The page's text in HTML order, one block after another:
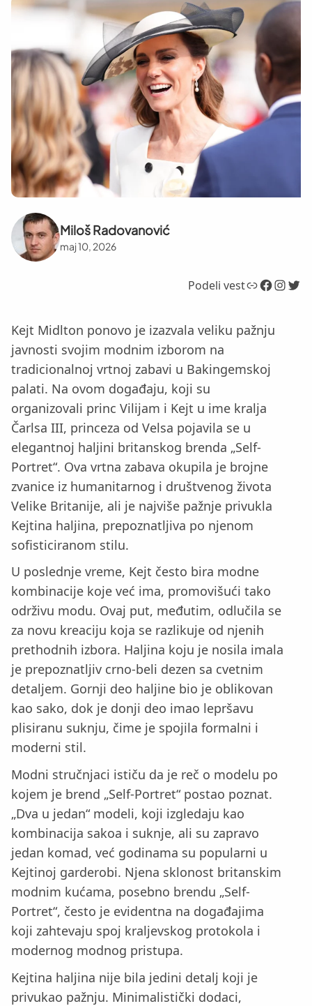
Miloš Radovanović
maj 10, 2026
Podeli vestLink Facebook InstagramTwitter
Kejt Midlton ponovo je izazvala veliku pažnju
javnosti svojim modnim izborom na
tradicionalnoj vrtnoj zabavi u Bakingemskoj
palati. Na ovom događaju, koji su
organizovali princ Vilijam i Kejt u ime kralja
Čarlsa III, princeza od Velsa pojavila se u
elegantnoj haljini britanskog brenda „Self-
Portret“. Ova vrtna zabava okupila je brojne
zvanice iz humanitarnog i društvenog života
Velike Britanije, ali je najviše pažnje privukla
Kejtina haljina, prepoznatljiva po njenom
sofisticiranom stilu.
U poslednje vreme, Kejt često bira modne
kombinacije koje već ima, promovišući tako
održivu modu. Ovaj put, međutim, odlučila se
za novu kreaciju koja se razlikuje od njenih
prethodnih izbora. Haljina koju je nosila imala
je prepoznatljiv crno-beli dezen sa cvetnim
detaljem. Gornji deo haljine bio je oblikovan
kao sako, dok je donji deo imao lepršavu
plisiranu suknju, čime je spojila formalni i
moderni stil.
Modni stručnjaci ističu da je reč o modelu po
kojem je brend „Self-Portret“ postao poznat.
„Dva u jedan“ modeli, koji izgledaju kao
kombinacija sakoa i suknje, ali su zapravo
jedan komad, već godinama su popularni u
Kejtinoj garderobi. Njena sklonost britanskim
modnim kućama, posebno brendu „Self-
Portret“, često je evidentna na događajima
koji zahtevaju spoj kraljevskog protokola i
modernog modnog pristupa.
Kejtina haljina nije bila jedini detalj koji je
privukao pažnju. Minimalistički dodaci,